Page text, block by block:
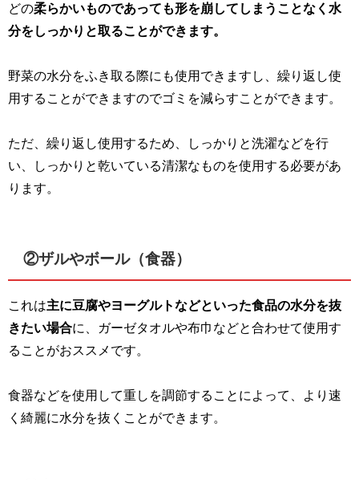
どの柔らかいものであっても形を崩してしまうことなく水
分をしっかりと取ることができます。
野菜の水分をふき取る際にも使用できますし、繰り返し使
用することができますのでゴミを減らすことができます。
ただ、繰り返し使用するため、しっかりと洗濯などを行
い、しっかりと乾いている清潔なものを使用する必要があ
ります。
②ザルやボール（食器）
これは主に豆腐やヨーグルトなどといった食品の水分を抜
きたい場合に、ガーゼタオルや布巾などと合わせて使用す
ることがおススメです。
食器などを使用して重しを調節することによって、より速
く綺麗に水分を抜くことができます。